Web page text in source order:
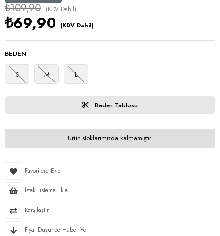
₺109,90 (KDV Dahil)
₺69,90 (KDV Dahil)
BEDEN
S M L
Beden Tablosu
Ürün stoklarımızda kalmamıştır.
Favorilere Ekle
İstek Listeme Ekle
Karşılaştır
Fiyat Düşünce Haber Ver